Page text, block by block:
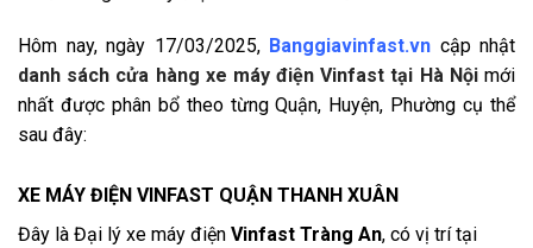
Hôm nay, ngày 17/03/2025, Banggiavinfast.vn cập nhật
danh sách cửa hàng xe máy điện Vinfast tại Hà Nộimới
nhất được phân bổ theo từng Quận, Huyện, Phường cụ thể
sau đây:
XE MÁY ĐIỆN VINFAST QUẬN THANH XUÂN
Đây là Đại lý xe máy điện Vinfast Tràng An, có vị trí tại